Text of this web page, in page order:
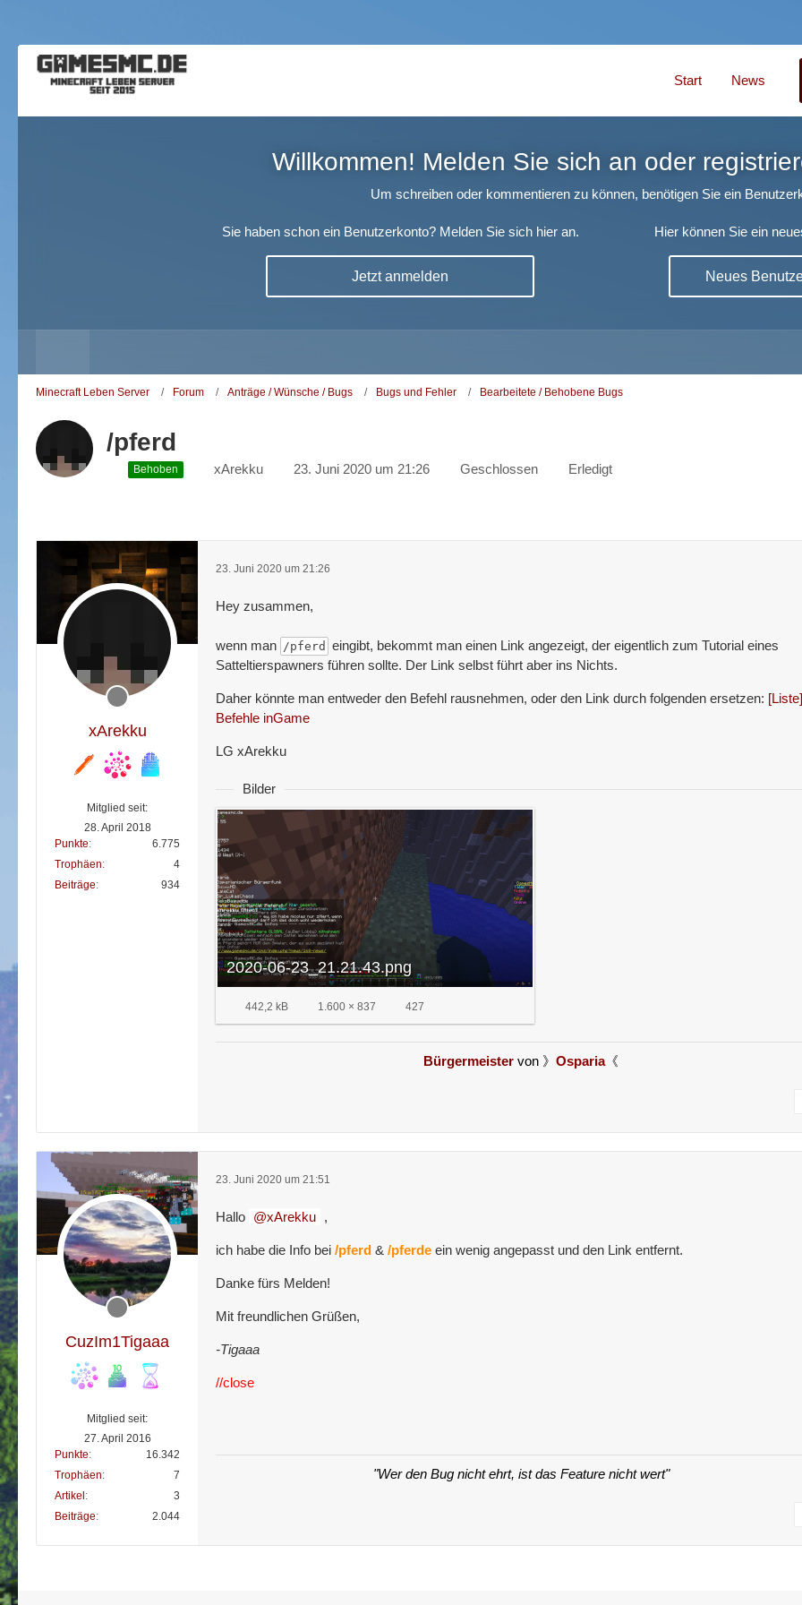
Start News
Willkommen! Melden Sie sich an oder
Um schreiben oder kommentieren zu können, benötigen Sie ein
Sie haben schon ein Benutzerkonto? Melden Sie sich hier an.
Jetzt anmelden
Hier können Sie ein
Neues
Minecraft Leben Server Forum Anträge / Wünsche / Bugs Bugs und Fehler Bearbeitete / Behobene Bugs
/pferd
Behoben xArekku 23. Juni 2020 um 21:26 Geschlossen Erledigt
xArekku
Mitglied seit:
28. April 2018
Punkte
6.775
Trophäen
4
Beiträge
934
23. Juni 2020 um 21:26
Hey zusammen,
wenn man /pferd eingibt, bekommt man einen Link angezeigt, der eigentlich zum Tutorial eines
Satteltierspawners führen sollte. Der Link selbst führt aber ins Nichts.
Daher könnte man entweder den Befehl rausnehmen, oder den Link durch folgenden ersetzen: [Liste]
Befehle inGame
LG xArekku
Bilder
2020-06-23_21.21.43.png
442,2 kB 1.600 × 837 427
Bürgermeister von 》 Osparia《
CuzIm1Tigaaa
Mitglied seit:
27. April 2016
Punkte
16.342
Trophäen
7
Artikel
3
Beiträge
2.044
23. Juni 2020 um 21:51
Hallo xArekku ,
ich habe die Info bei /pferd & /pferde ein wenig angepasst und den Link entfernt.
Danke fürs Melden!
Mit freundlichen Grüßen,
-Tigaaa
//close
"Wer den Bug nicht ehrt, ist das Feature nicht wert"